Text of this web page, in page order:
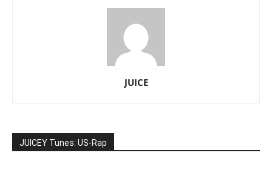
JUICE
JUICEY Tunes: US-Rap